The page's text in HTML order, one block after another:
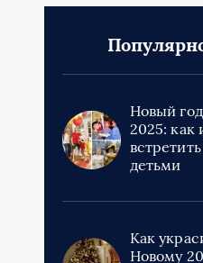
Новый
2025: как
детьми
Как
Новому